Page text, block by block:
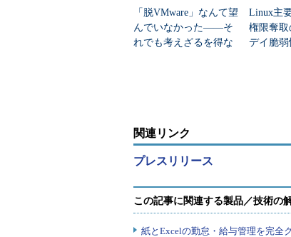
「脱VMware」なんて望
んでいなかった――そ
れでも考えざるを得な
Linux主
権限奪
デイ脆
関連リンク
プレスリリース